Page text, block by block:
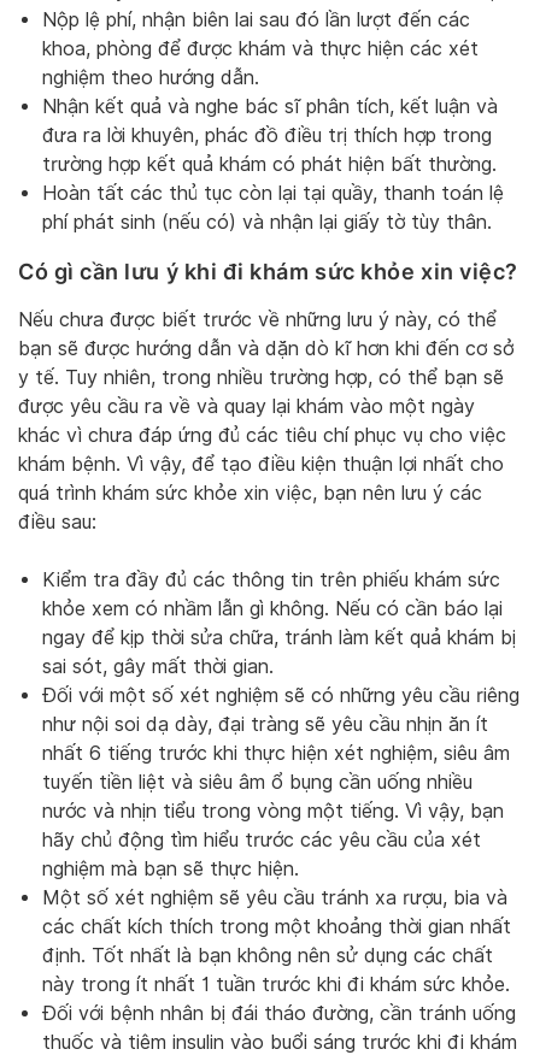
Nộp lệ phí, nhận biên lai sau đó lần lượt đến các
khoa, phòng để được khám và thực hiện các xét
nghiệm theo hướng dẫn.
Nhận kết quả và nghe bác sĩ phân tích, kết luận và
đưa ra lời khuyên, phác đồ điều trị thích hợp trong
trường hợp kết quả khám có phát hiện bất thường.
Hoàn tất các thủ tục còn lại tại quầy, thanh toán lệ
phí phát sinh (nếu có) và nhận lại giấy tờ tùy thân.
Có gì cần lưu ý khi đi khám sức khỏe xin việc?
Nếu chưa được biết trước về những lưu ý này, có thể
bạn sẽ được hướng dẫn và dặn dò kĩ hơn khi đến cơ sở
y tế. Tuy nhiên, trong nhiều trường hợp, có thể bạn sẽ
được yêu cầu ra về và quay lại khám vào một ngày
khác vì chưa đáp ứng đủ các tiêu chí phục vụ cho việc
khám bệnh. Vì vậy, để tạo điều kiện thuận lợi nhất cho
quá trình khám sức khỏe xin việc, bạn nên lưu ý các
điều sau:
Kiểm tra đầy đủ các thông tin trên phiếu khám sức
khỏe xem có nhầm lẫn gì không. Nếu có cần báo lại
ngay để kịp thời sửa chữa, tránh làm kết quả khám bị
sai sót, gây mất thời gian.
Đối với một số xét nghiệm sẽ có những yêu cầu riêng
như nội soi dạ dày, đại tràng sẽ yêu cầu nhịn ăn ít
nhất 6 tiếng trước khi thực hiện xét nghiệm, siêu âm
tuyến tiền liệt và siêu âm ổ bụng cần uống nhiều
nước và nhịn tiểu trong vòng một tiếng. Vì vậy, bạn
hãy chủ động tìm hiểu trước các yêu cầu của xét
nghiệm mà bạn sẽ thực hiện.
Một số xét nghiệm sẽ yêu cầu tránh xa rượu, bia và
các chất kích thích trong một khoảng thời gian nhất
định. Tốt nhất là bạn không nên sử dụng các chất
này trong ít nhất 1 tuần trước khi đi khám sức khỏe.
Đối với bệnh nhân bị đái tháo đường, cần tránh uống
thuốc và tiêm insulin vào buổi sáng trước khi đi khám